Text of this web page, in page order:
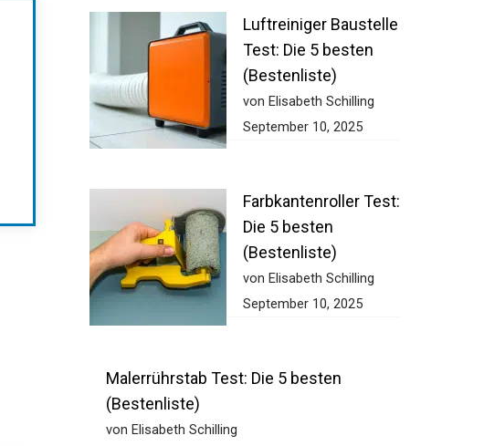
Luftreiniger Baustelle
Test: Die 5 besten
(Bestenliste)
von Elisabeth Schilling
September 10, 2025
Farbkantenroller Test:
Die 5 besten
(Bestenliste)
von Elisabeth Schilling
September 10, 2025
Malerrührstab Test: Die 5 besten
(Bestenliste)
von Elisabeth Schilling